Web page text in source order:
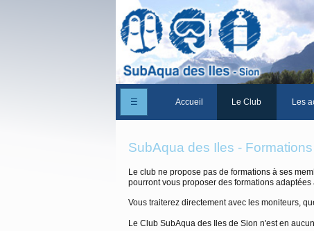
☰ Accueil Le Club
Le comité
Les membres du club
Les
SubAqua des Iles - Formations
Le club ne propose pas de formations à ses
pourront vous proposer des formations adaptées
Vous traiterez directement avec les moniteurs,
Le Club SubAqua des Iles de Sion n'est en